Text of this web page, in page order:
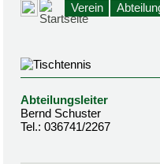
Verein
Abteilungsleiter
Bernd Schuster
Tel.: 036741/2267